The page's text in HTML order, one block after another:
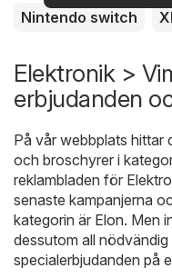
erbjudanden
Nintendo switch
Elektronik >
erbjudanden
På vår webbplats hittar
och broschyrer i
reklambladen för
senaste kampanjerna
kategorin är Elon. Men
dessutom all
specialerbjudanden på